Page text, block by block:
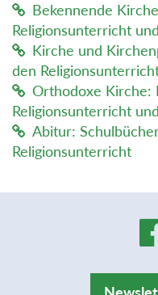
Bekennende
Religionsunterricht
Kirche und
den
Orthodoxe Kirche:
Religionsunterricht
Abitur:
Religionsunterricht